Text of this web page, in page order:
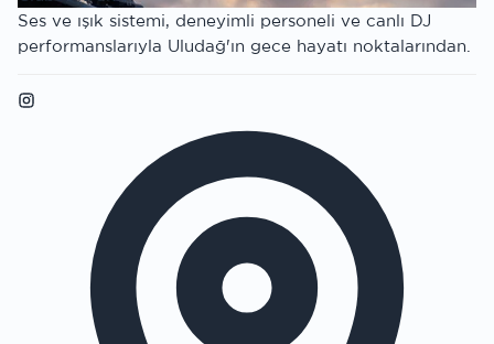
Ses ve ışık sistemi, deneyimli personeli ve canlı DJ
performanslarıyla Uludağ'ın gece hayatı noktalarından.